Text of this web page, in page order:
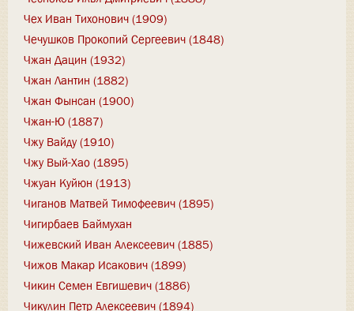
Чех Иван Тихонович (1909)
Чечушков Прокопий Сергеевич (1848)
Чжан Дацин (1932)
Чжан Лантин (1882)
Чжан Фынсан (1900)
Чжан-Ю (1887)
Чжу Вайду (1910)
Чжу Вый-Хао (1895)
Чжуан Куйюн (1913)
Чиганов Матвей Тимофеевич (1895)
Чигирбаев Баймухан
Чижевский Иван Алексеевич (1885)
Чижов Макар Исакович (1899)
Чикин Семен Евгишевич (1886)
Чикулин Петр Алексеевич (1894)